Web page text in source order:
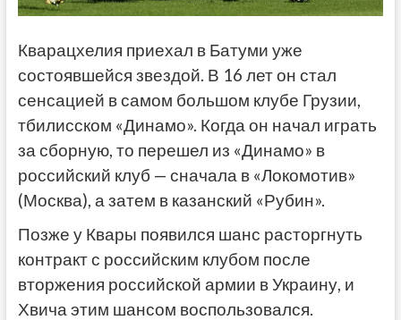
Кварацхелия приехал в Батуми уже
состоявшейся звездой. В 16 лет он стал
сенсацией в самом большом клубе Грузии,
тбилисском «Динамо». Когда он начал играть
за сборную, то перешел из «Динамо» в
российский клуб — сначала в «Локомотив»
(Москва), а затем в казанский «Рубин».
Позже у Квары появился шанс расторгнуть
контракт с российским клубом после
вторжения российской армии в Украину, и
Хвича этим шансом воспользовался.